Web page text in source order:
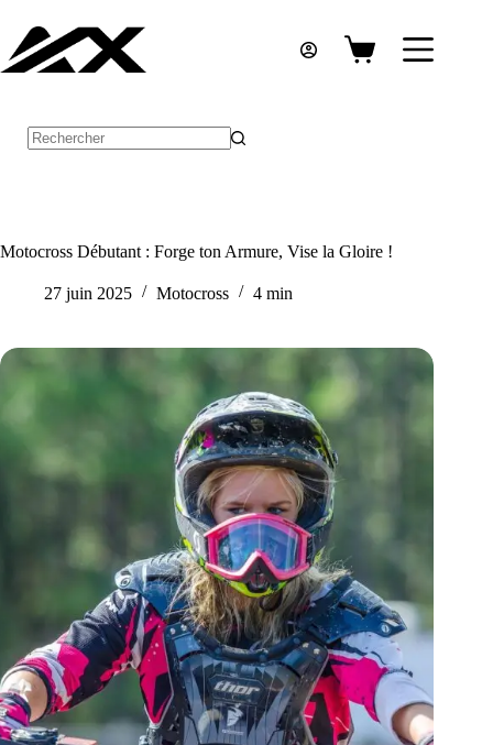
contenu
Panier
Motocross Débutant : Forge ton Armure, Vise la Gloire !
27 juin 2025 Motocross 4 min